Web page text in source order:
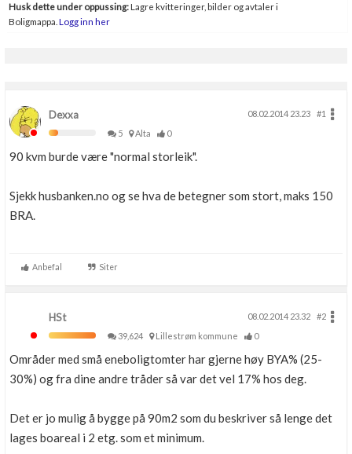
Husk dette under oppussing:Lagre kvitteringer, bilder og avtaler i
Boligmappa. Logg inn her
Dexxa 08.02.2014 23.23
#1
5
Alta 0
90 kvm burde være "normal storleik".
Sjekk husbanken.no og se hva de betegner som stort, maks 150
BRA.
Anbefal Siter
HSt 08.02.2014 23.32
#2
39,624
Lillestrøm kommune 0
Områder med små eneboligtomter har gjerne høy BYA% (25-
30%) og fra dine andre tråder så var det vel 17% hos deg.
Det er jo mulig å bygge på 90m2 som du beskriver så lenge det
lages boareal i 2 etg. som et minimum.